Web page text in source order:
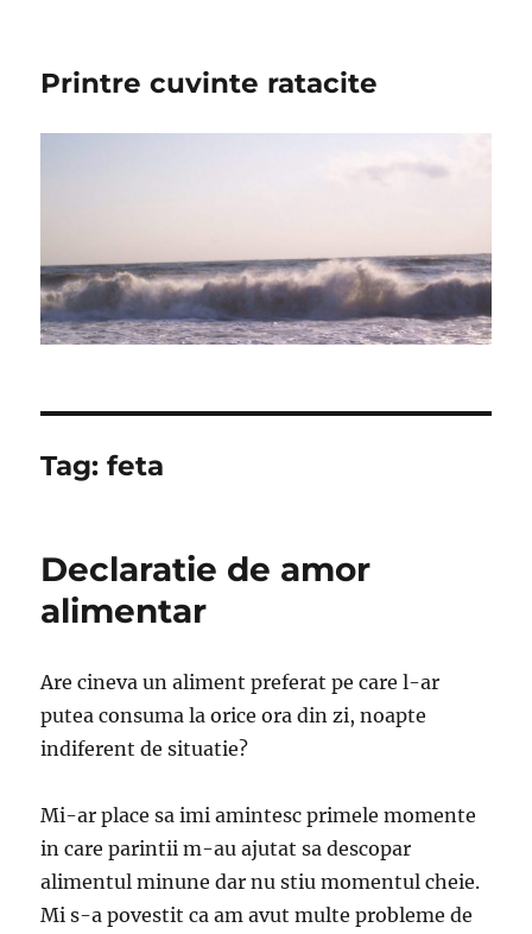
Printre cuvinte ratacite
Tag:feta
Declaratie de amor
alimentar
Are cineva un aliment preferat pe care l-ar
putea consuma la orice ora din zi, noapte
indiferent de situatie?
Mi-ar place sa imi amintesc primele momente
in care parintii m-au ajutat sa descopar
alimentul minune dar nu stiu momentul cheie.
Mi s-a povestit ca am avut multe probleme de